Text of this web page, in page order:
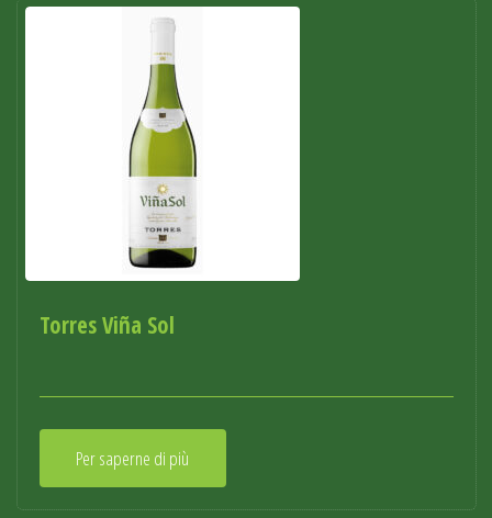
Torres Viña Sol
Per saperne di più